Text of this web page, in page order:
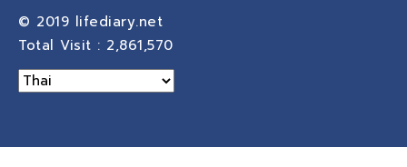
© 2019 lifediary.net
Total Visit : 2,861,570